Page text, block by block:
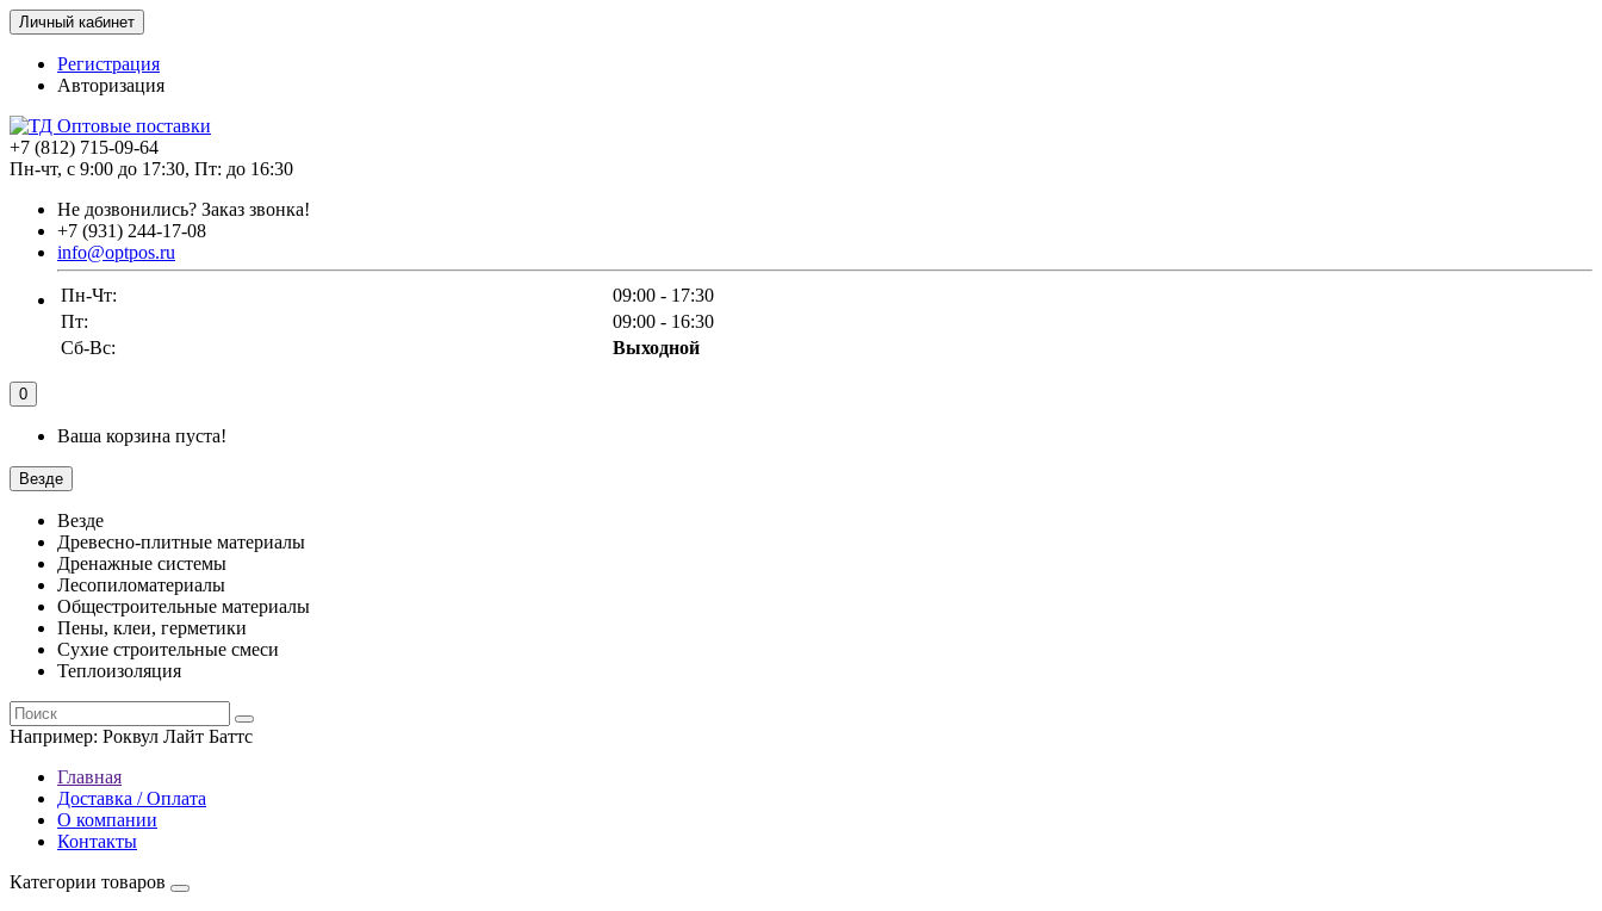
Личный кабинет
Регистрация
Авторизация
+7 (812) 715-09-64
Пн-чт, с 9:00 до 17:30, Пт: до 16:30
Не дозвонились? Заказ звонка!
+7 (931) 244-17-08
info@optpos.ru
Пн-Чт:
09:00 - 17:30
Пт:
09:00 - 16:30
Сб-Вс:
Выходной
0
Ваша корзина пуста!
Везде
Везде
Древесно-плитные материалы
Дренажные системы
Лесопиломатериалы
Общестроительные материалы
Пены, клеи, герметики
Сухие строительные смеси
Теплоизоляция
Например: Роквул Лайт Баттс
Главная
Доставка / Оплата
О компании
Контакты
Категории товаров